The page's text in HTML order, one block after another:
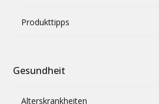
Produkttipps
Gesundheit
Alterskrankheiten